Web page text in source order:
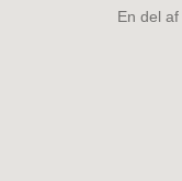
En del af